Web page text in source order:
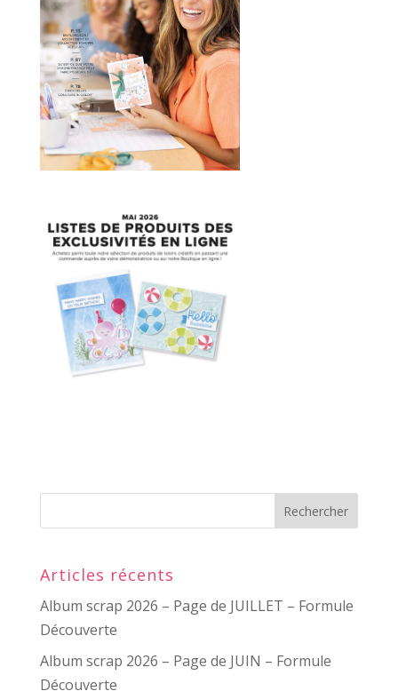
Articles récents
Album scrap 2026 – Page de JUILLET – Formule
Découverte
Album scrap 2026 – Page de JUIN – Formule
Découverte